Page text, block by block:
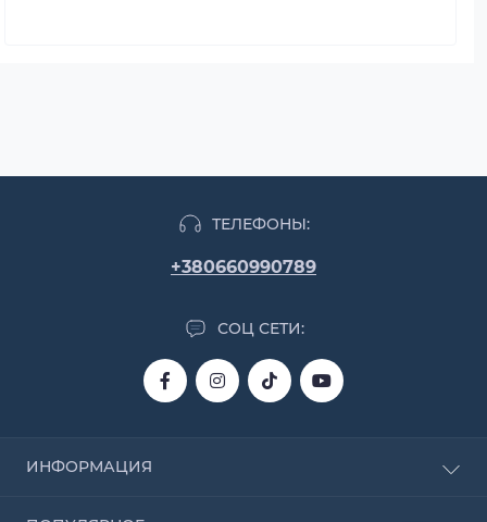
ТЕЛЕФОНЫ:
+380660990789
СОЦ СЕТИ:
ИНФОРМАЦИЯ